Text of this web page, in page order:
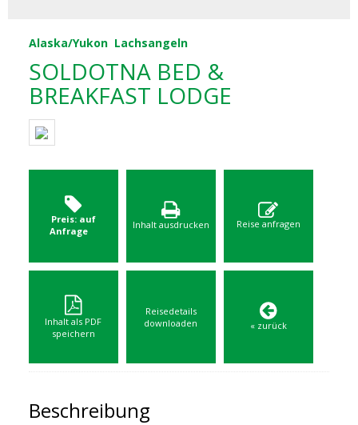
Alaska/Yukon Lachsangeln
SOLDOTNA BED &
BREAKFAST LODGE
Preis: auf
Anfrage
Inhalt ausdrucken Reise anfragen
Inhalt als PDF
speichern
Reisedetails
downloaden
« zurück
Beschreibung